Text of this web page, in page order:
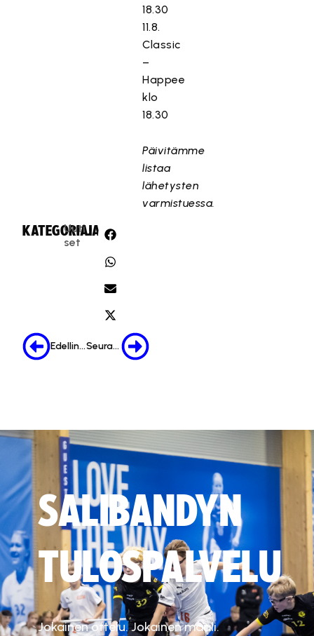
18.30
11.8.
Classic
–
Happee
klo
18.30
Päivitämme
listaa
lähetysten
varmistuessa.
KATEGORIA:
Uuti
set
JAA:
Edellinen Seuraava
SALIBANDYN
TULOSPALVELU
Jokainen ottelu. Jokainen maali.